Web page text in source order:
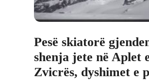
Pesë skiatorë
shenja jete në Aplet
Zvicrës, dyshimet e